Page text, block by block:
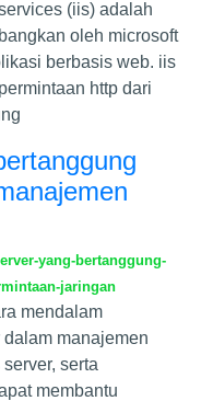
(iis) adalah
oleh microsoft
berbasis web. iis
http dari
yang-bertanggung-
jaringan
mendalam
manajemen
serta
membantu